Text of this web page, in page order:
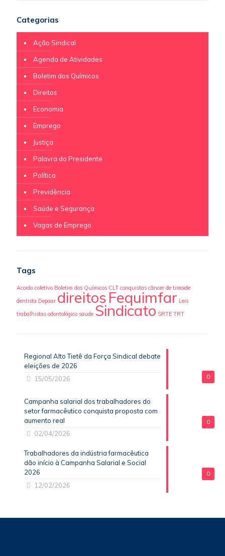
Categorias
Ação Sindical
Agenda de Atividades
Boletim dos Químicos
Direitos
Economia
Emprego
Justiça
Palavra do Presidente
Política
Previdência
Saúde e Segurança
Vagas de Emprego
Tags
Acordo coletivo Boletim dos Químicos CLT conquistas câncer de tireoide
dentista Depaar direitosFequimfar Leis
trabalhistas odontológico saude Sindicato SRTE TRT
0
Regional Alto Tietê da Força Sindical debate
eleições de 2026
15/05/2026
0
Campanha salarial dos trabalhadores do
setor farmacêutico conquista proposta com
aumento real
02/04/2026
0
Trabalhadores da indústria farmacêutica
dão início à Campanha Salarial e Social
2026
12/02/2026